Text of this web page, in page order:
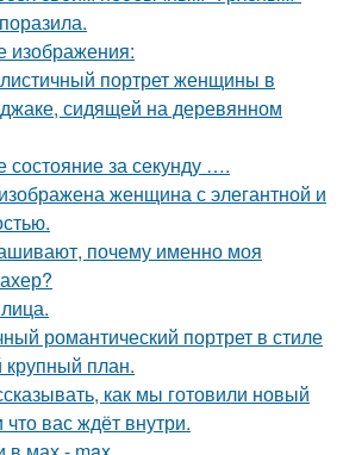
изображения:
портрет женщины в
сидящей на деревянном
за секунду ….
женщина с элегантной и
почему именно моя
романтический портрет в стиле
план.
как мы готовили новый
вас ждёт внутри.